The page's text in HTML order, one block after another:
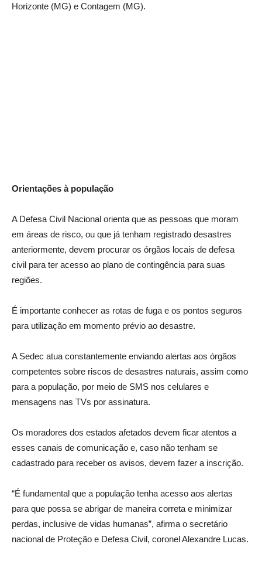
Horizonte (MG) e Contagem (MG).
Orientações à população
A Defesa Civil Nacional orienta que as pessoas que moram
em áreas de risco, ou que já tenham registrado desastres
anteriormente, devem procurar os órgãos locais de defesa
civil para ter acesso ao plano de contingência para suas
regiões.
É importante conhecer as rotas de fuga e os pontos seguros
para utilização em momento prévio ao desastre.
A Sedec atua constantemente enviando alertas aos órgãos
competentes sobre riscos de desastres naturais, assim como
para a população, por meio de SMS nos celulares e
mensagens nas TVs por assinatura.
Os moradores dos estados afetados devem ficar atentos a
esses canais de comunicação e, caso não tenham se
cadastrado para receber os avisos, devem fazer a inscrição.
“É fundamental que a população tenha acesso aos alertas
para que possa se abrigar de maneira correta e minimizar
perdas, inclusive de vidas humanas”, afirma o secretário
nacional de Proteção e Defesa Civil, coronel Alexandre Lucas.